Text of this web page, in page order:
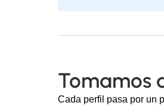
Tomamos
Cada perfil pasa por un